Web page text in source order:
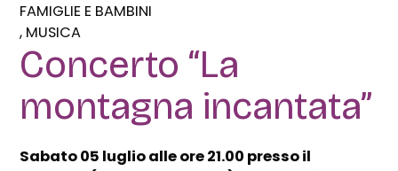
FAMIGLIE E BAMBINI
MUSICA
Concerto “La
montagna incantata”
Sabato 05 luglio alle ore 21.00 presso il